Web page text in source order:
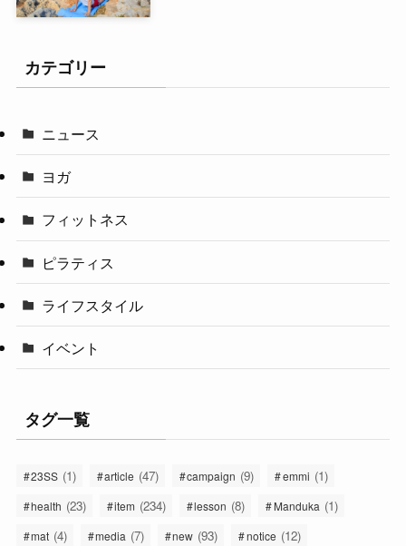
カテゴリー
ニュース
ヨガ
フィットネス
ピラティス
ライフスタイル
イベント
タグ一覧
23SS (1) article (47) campaign (9) emmi (1)
health (23) item (234) lesson (8) Manduka (1)
mat (4) media (7) new (93) notice (12)